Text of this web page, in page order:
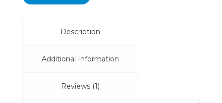
Description
Additional Information
Reviews (1)